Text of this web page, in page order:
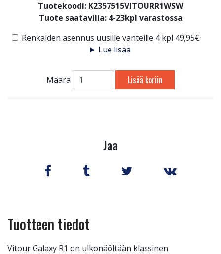
Tuotekoodi: K2357515VITOURR1WSW
Tuote saatavilla: 4-23kpl varastossa
Renkaiden asennus uusille vanteille 4 kpl 49,95€
Lue lisää
Määrä Lisää koriin
Jaa
Tuotteen tiedot
Vitour Galaxy R1 on ulkonäöltään klassinen